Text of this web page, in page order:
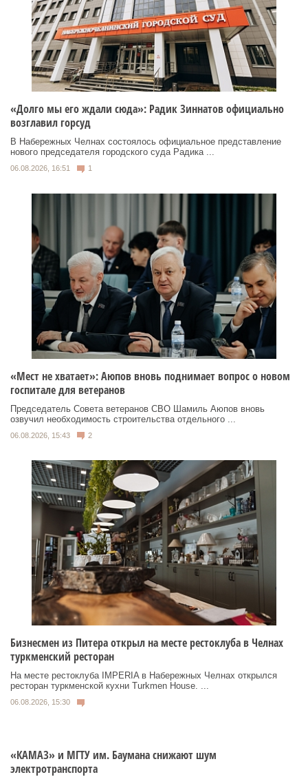
«Долго мы его ждали сюда»: Радик Зиннатов официально
возглавил горсуд
В Набережных Челнах состоялось официальное представление
нового председателя городского суда Радика ...
06.08.2026, 16:51 1
«Мест не хватает»: Аюпов вновь поднимает вопрос о новом
госпитале для ветеранов
Председатель Совета ветеранов СВО Шамиль Аюпов вновь
озвучил необходимость строительства отдельного ...
06.08.2026, 15:43 2
Бизнесмен из Питера открыл на месте рестоклуба в Челнах
туркменский ресторан
На месте рестоклуба IMPERIA в Набережных Челнах открылся
ресторан туркменской кухни Turkmen House. ...
06.08.2026, 15:30
«КАМАЗ» и МГТУ им. Баумана снижают шум
электротранспорта